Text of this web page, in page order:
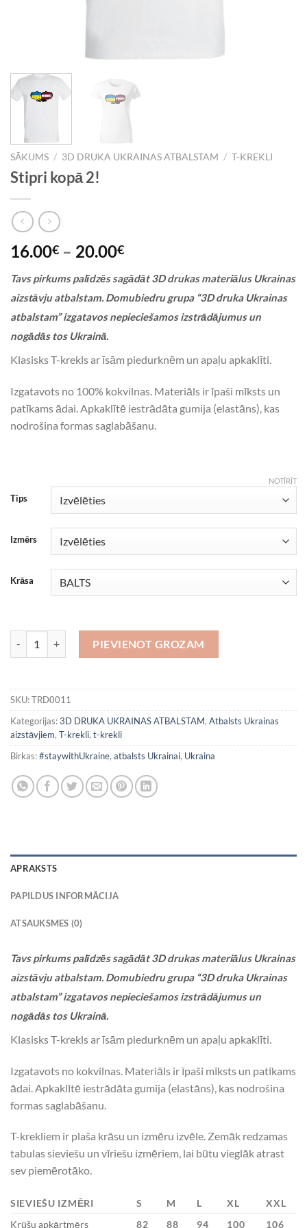
SĀKUMS / 3D DRUKA UKRAINAS ATBALSTAM / T-KREKLI
Stipri kopā 2!
16.00€ – 20.00€
Tavs pirkums palīdzēs sagādāt 3D drukas materiālus Ukrainas
aizstāvju atbalstam. Domubiedru grupa “3D druka Ukrainas
atbalstam” izgatavos nepieciešamos izstrādājumus un
nogādās tos Ukrainā.
Klasisks T-krekls ar īsām piedurknēm un apaļu apkaklīti.
Izgatavots no 100% kokvilnas. Materiāls ir īpaši mīksts un
patīkams ādai. Apkaklītē iestrādāta gumija (elastāns), kas
nodrošina formas saglabāšanu.
Tips
Izmērs
Krāsa
NOTĪRĪT
PIEVIENOT GROZAM
SKU:TRD0011
Kategorijas:3D DRUKA UKRAINAS ATBALSTAM, Atbalsts Ukrainas
aizstāvjiem, T-krekli, t-krekli
Birkas:#staywithUkraine, atbalsts Ukrainai, Ukraina
APRAKSTS
PAPILDUS INFORMĀCIJA
ATSAUKSMES (0)
Tavs pirkums palīdzēs sagādāt 3D drukas materiālus Ukrainas
aizstāvju atbalstam. Domubiedru grupa “3D druka Ukrainas
atbalstam” izgatavos nepieciešamos izstrādājumus un
nogādās tos Ukrainā.
Klasisks T-krekls ar īsām piedurknēm un apaļu apkaklīti.
Izgatavots no kokvilnas. Materiāls ir īpaši mīksts un patīkams
ādai. Apkaklītē iestrādāta gumija (elastāns), kas nodrošina
formas saglabāšanu.
T-krekliem ir plaša krāsu un izmēru izvēle. Zemāk redzamas
tabulas sieviešu un vīriešu izmēriem, lai būtu vieglāk atrast
sev piemērotāko.
SIEVIEŠU IZMĒRI S M L XL
XXL
Krūšu apkārtmērs
82 88 94 100 106